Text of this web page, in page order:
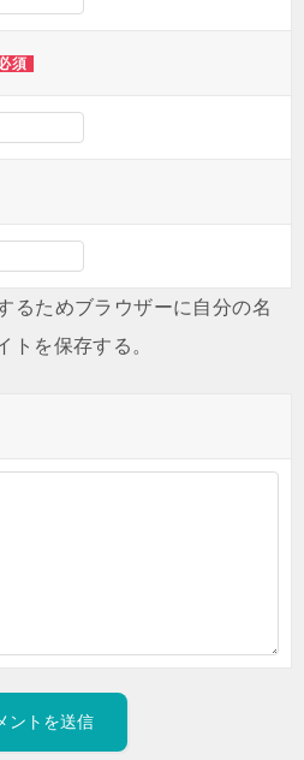
須
るためブラウザーに自分の名
トを保存する。